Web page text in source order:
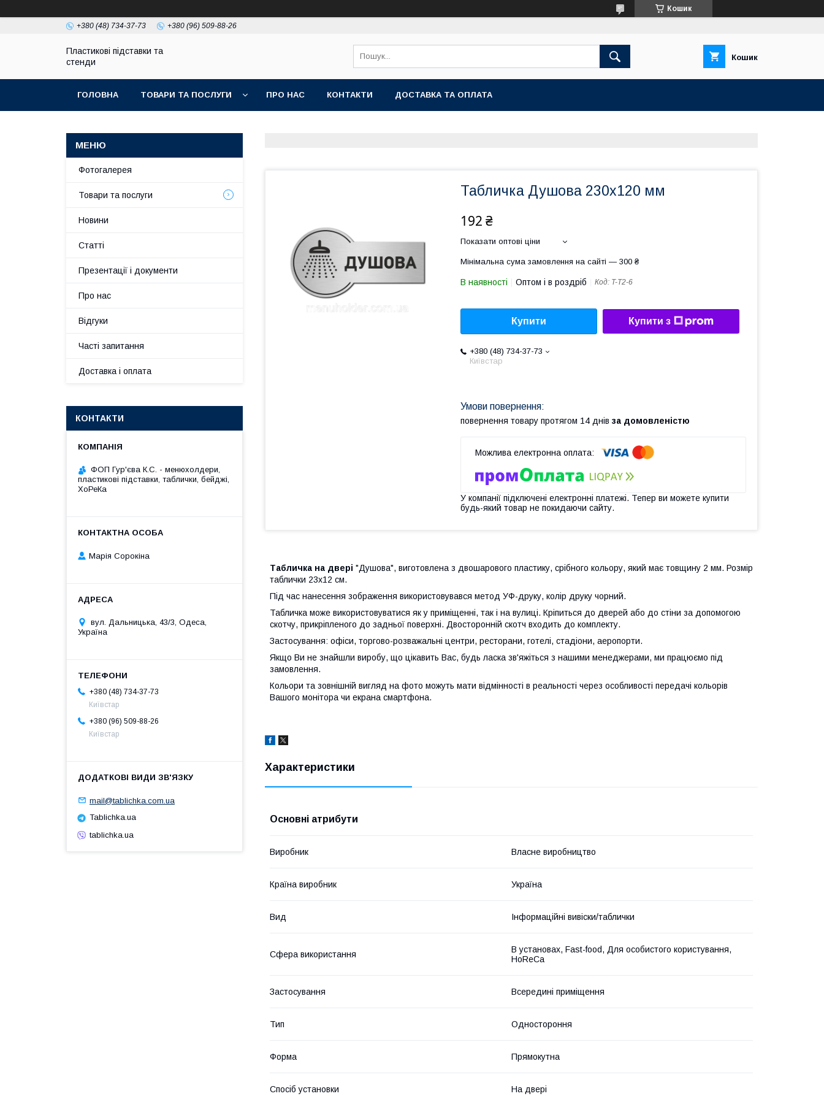
Кошик
+380 (48) 734-37-73 +380 (96) 509-88-26
Пластикові підставки та
стенди
Кошик
ГОЛОВНА ТОВАРИ ТА ПОСЛУГИ ПРО НАС КОНТАКТИ ДОСТАВКА ТА ОПЛАТА
Табличка Душова 230х120 мм
192 ₴
Показати оптові ціни
Мінімальна сума замовлення на сайті — 300 ₴
В наявності Оптом і в роздріб Код: T-T2-6
Купити Купити з
+380 (48) 734-37-73
Київстар
повернення товару протягом 14 днів за домовленістю
У компанії підключені електронні платежі. Тепер ви можете купити
будь-який товар не покидаючи сайту.
Табличка на двері "Душова", виготовлена з двошарового пластику, срібного кольору, який має товщину 2 мм. Розмір
таблички 23х12 см.
Під час нанесення зображення використовувався метод УФ-друку, колір друку чорний.
Табличка може використовуватися як у приміщенні, так і на вулиці. Кріпиться до дверей або до стіни за допомогою
скотчу, прикріпленого до задньої поверхні. Двосторонній скотч входить до комплекту.
Застосування: офіси, торгово-розважальні центри, ресторани, готелі, стадіони, аеропорти.
Якщо Ви не знайшли виробу, що цікавить Вас, будь ласка зв'яжіться з нашими менеджерами, ми працюємо під
замовлення.
Кольори та зовнішній вигляд на фото можуть мати відмінності в реальності через особливості передачі кольорів
Вашого монітора чи екрана смартфона.
Характеристики
Основні атрибути
Виробник Власне виробництво
Країна виробник Україна
Вид Інформаційні вивіски/таблички
Сфера використання
В установах, Fast-food, Для особистого користування,
HoReCa
Застосування Всередині приміщення
Тип Одностороння
Форма Прямокутна
Спосіб установки На двері
Фотогалерея
Товари та послуги
Новини
Статті
Презентації і документи
Про нас
Відгуки
Часті запитання
Доставка і оплата
КОНТАКТИ
ФОП Гур'єва К.С. - менюхолдери,
пластикові підставки, таблички, бейджі,
ХоРеКа
Марія Сорокіна
вул. Дальницька, 43/3, Одеса,
Україна
+380 (48) 734-37-73
Київстар
+380 (96) 509-88-26
Київстар
mail@tablichka.com.ua
Tablichka.ua
tablichka.ua